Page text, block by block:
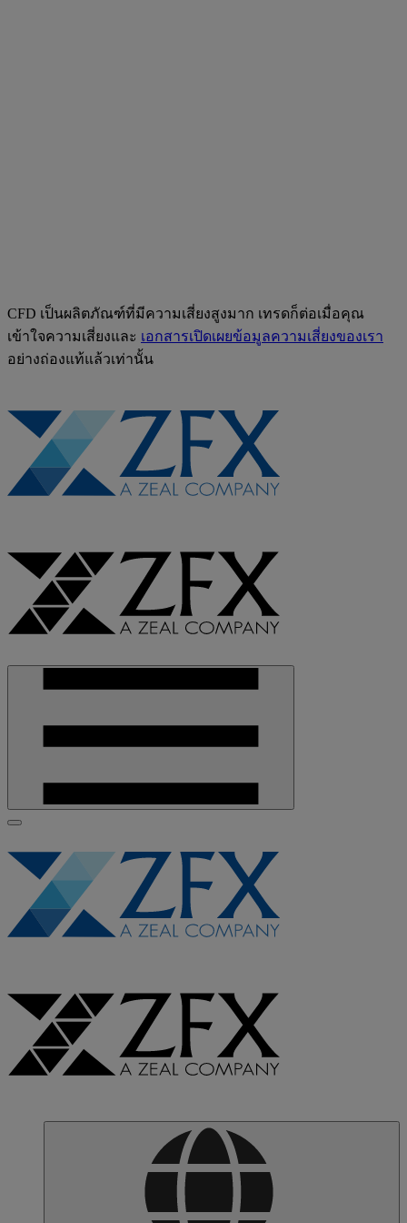
CFD เป็นผลิตภัณฑ์ที่มีความเสี่ยงสูงมาก เทรดก็ต่อเมื่อคุณ
เข้าใจความเสี่ยงและ เอกสารเปิดเผยข้อมูลความเสี่ยงของเรา
อย่างถ่องแท้แล้วเท่านั้น